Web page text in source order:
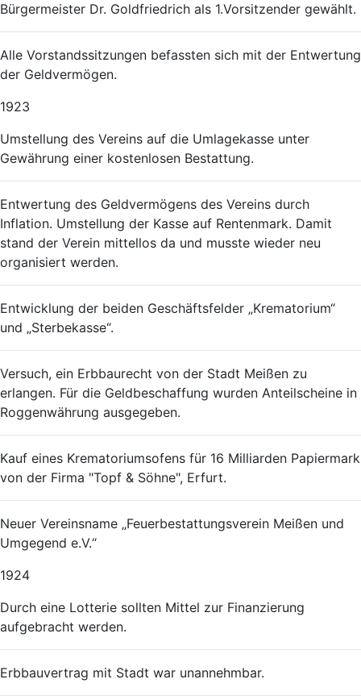
Bürgermeister Dr. Goldfriedrich als 1.Vorsitzender gewählt.
Alle Vorstandssitzungen befassten sich mit der Entwertung
der Geldvermögen.
1923
Umstellung des Vereins auf die Umlagekasse unter
Gewährung einer kostenlosen Bestattung.
Entwertung des Geldvermögens des Vereins durch
Inflation. Umstellung der Kasse auf Rentenmark. Damit
stand der Verein mittellos da und musste wieder neu
organisiert werden.
Entwicklung der beiden Geschäftsfelder „Krematorium“
und „Sterbekasse“.
Versuch, ein Erbbaurecht von der Stadt Meißen zu
erlangen. Für die Geldbeschaffung wurden Anteilscheine in
Roggenwährung ausgegeben.
Kauf eines Krematoriumsofens für 16 Milliarden Papiermark
von der Firma "Topf & Söhne", Erfurt.
Neuer Vereinsname „Feuerbestattungsverein Meißen und
Umgegend e.V.“
1924
Durch eine Lotterie sollten Mittel zur Finanzierung
aufgebracht werden.
Erbbauvertrag mit Stadt war unannehmbar.